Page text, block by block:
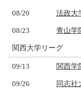
08/20 法政大
08/23 青山学
関西大学リーグ
09/13 関西学
09/26 同志社